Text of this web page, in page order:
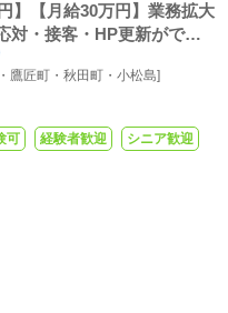
】【月給30万円】業務拡大
対・接客・HP更新ができ
バイトスタッフ・正社員
鷹匠町・秋田町・小松島]
可 経験者歓迎
シニア歓迎